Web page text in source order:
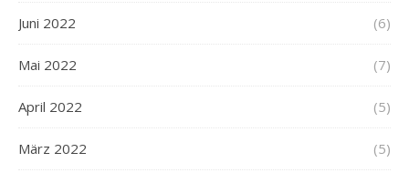
Juni 2022 (6)
Mai 2022 (7)
April 2022 (5)
März 2022 (5)